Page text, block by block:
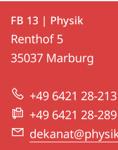
Kontakt
und
Informationen
zur
Website
FB
13
|
Physik
FB 13 | Physik
Renthof 5
35037 Marburg
+49 6421 28-
+49 6421 28-